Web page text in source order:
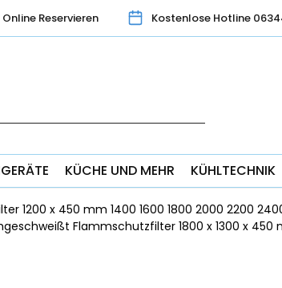
Reservieren Kostenlose Hotline
KÜCHE UND MEHR KÜHLTECHNIK
x 450 mm 1400 1600 1800 2000 2200
Flammschutzfilter 1800 x 1300 x 450